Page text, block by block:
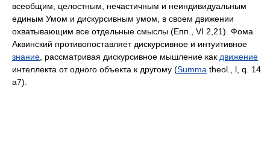
всеобщим, целостным, нечастичным и неиндивидуальным
единым Умом и дискурсивным умом, в своем движении
охватывающим все отдельные смыслы (Епп., VI 2,21). Фома
Аквинский противопоставляет дискурсивное и интуитивное
знание , рассматривая дискурсивное мышление как движение
интеллекта от одного объекта к другому (Summa theol., l, q. 14
a7).